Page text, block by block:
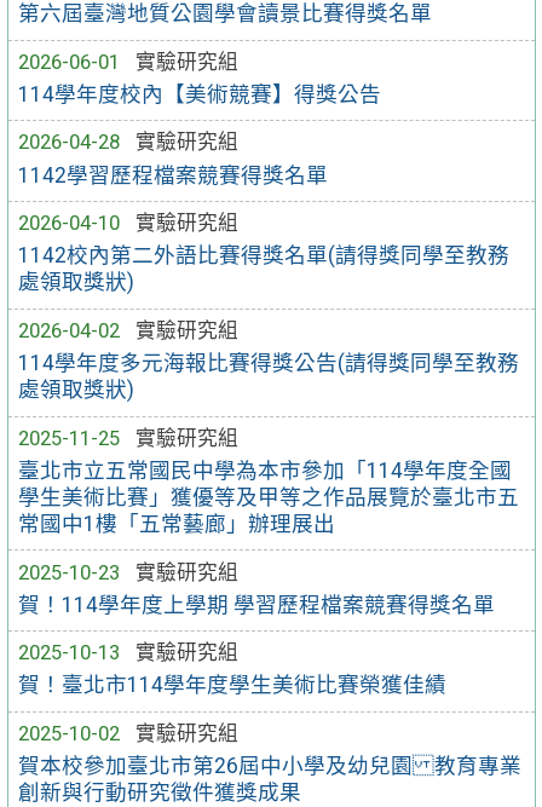
第六屆臺灣地質公園學會讀景比賽得獎名單
2026-06-01
實驗研究組
114學年度校內【美術競賽】得獎公告
2026-04-28
實驗研究組
1142學習歷程檔案競賽得獎名單
2026-04-10
實驗研究組
1142校內第二外語比賽得獎名單(請得獎同學至教務
處領取獎狀)
2026-04-02
實驗研究組
114學年度多元海報比賽得獎公告(請得獎同學至教務
處領取獎狀)
2025-11-25
實驗研究組
臺北市立五常國民中學為本市參加「114學年度全國
學生美術比賽」獲優等及甲等之作品展覽於臺北市五
常國中1樓「五常藝廊」辦理展出
2025-10-23
實驗研究組
賀！114學年度上學期 學習歷程檔案競賽得獎名單
2025-10-13
實驗研究組
賀！臺北市114學年度學生美術比賽榮獲佳績
2025-10-02
實驗研究組
賀本校參加臺北市第26屆中小學及幼兒園 教育專業
創新與行動研究徵件獲獎成果